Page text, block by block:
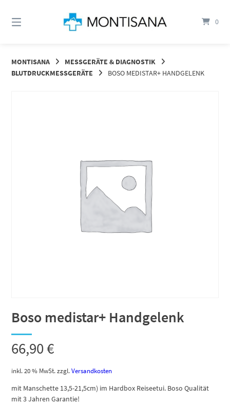
zum
0
MONTISANA
MESSGERÄTE & DIAGNOSTIK
BLUTDRUCKMESSGERÄTE
BOSO MEDISTAR+ HANDGELENK
Boso medistar+ Handgelenk
66,90€
inkl. 20 % MwSt. zzgl.Versandkosten
mit Manschette 13,5-21,5cm) im Hardbox Reiseetui. Boso Qualität
mit 3 Jahren Garantie!